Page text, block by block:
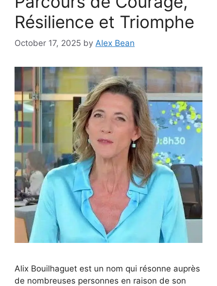
Résilience et Triomphe
October 17, 2025 by Alex Bean
Alix Bouilhaguet est un nom qui résonne auprès
de nombreuses personnes en raison de son